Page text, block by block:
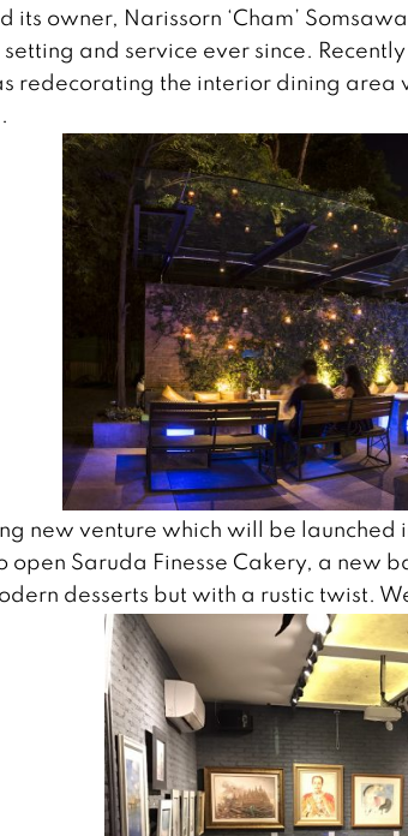
its owner, Narissorn ‘Cham’
setting and service ever since.
redecorating the interior dining area
new venture which will be launched
open Saruda Finesse Cakery, a new
desserts but with a rustic twist.